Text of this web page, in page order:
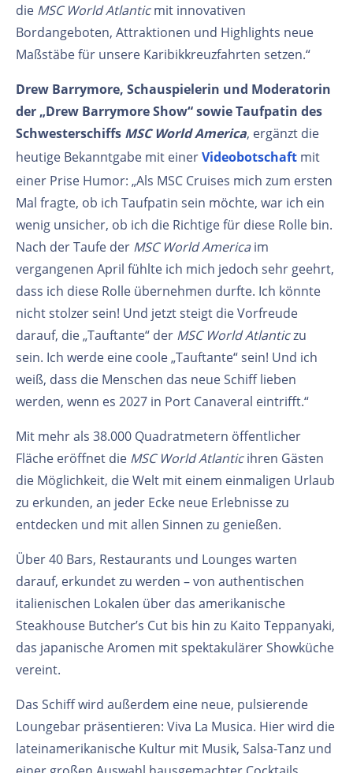
die MSC World Atlanticmit innovativen
Bordangeboten, Attraktionen und Highlights neue
Maßstäbe für unsere Karibikkreuzfahrten setzen.“
Drew Barrymore, Schauspielerin und Moderatorin
der „Drew Barrymore Show“ sowie Taufpatin des
Schwesterschiffs MSC World America, ergänzt die
heutige Bekanntgabe mit einerVideobotschaft mit
einer Prise Humor: „Als MSC Cruises mich zum ersten
Mal fragte, ob ich Taufpatin sein möchte, war ich ein
wenig unsicher, ob ich die Richtige für diese Rolle bin.
Nach der Taufe der MSC World Americaim
vergangenen April fühlte ich mich jedoch sehr geehrt,
dass ich diese Rolle übernehmen durfte. Ich könnte
nicht stolzer sein! Und jetzt steigt die Vorfreude
darauf, die „Tauftante“ der MSC World Atlanticzu
sein. Ich werde eine coole „Tauftante“ sein! Und ich
weiß, dass die Menschen das neue Schiff lieben
werden, wenn es 2027 in Port Canaveral eintrifft.“
Mit mehr als 38.000 Quadratmetern öffentlicher
Fläche eröffnet die MSC World Atlanticihren Gästen
die Möglichkeit, die Welt mit einem einmaligen Urlaub
zu erkunden, an jeder Ecke neue Erlebnisse zu
entdecken und mit allen Sinnen zu genießen.
Über 40 Bars, Restaurants und Lounges warten
darauf, erkundet zu werden – von authentischen
italienischen Lokalen über das amerikanische
Steakhouse Butcher’s Cut bis hin zu Kaito Teppanyaki,
das japanische Aromen mit spektakulärer Showküche
vereint.
Das Schiff wird außerdem eine neue, pulsierende
Loungebar präsentieren: Viva La Musica. Hier wird die
lateinamerikanische Kultur mit Musik, Salsa-Tanz und